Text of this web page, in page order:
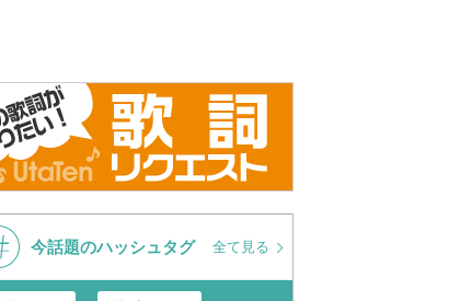
今話題のハッシュタグ 全て見る